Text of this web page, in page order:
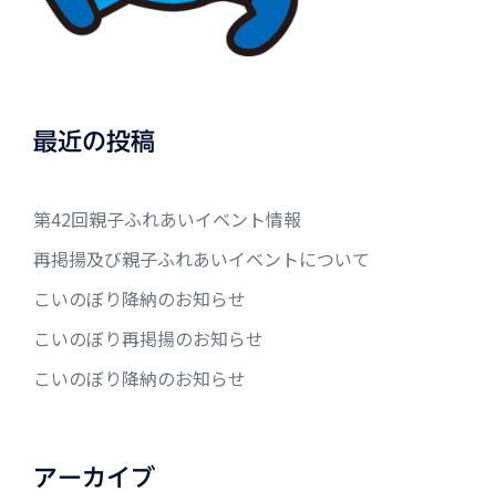
最近の投稿
第42回親子ふれあいイベント情報
再掲揚及び親子ふれあいイベントについて
こいのぼり降納のお知らせ
こいのぼり再掲揚のお知らせ
こいのぼり降納のお知らせ
アーカイブ